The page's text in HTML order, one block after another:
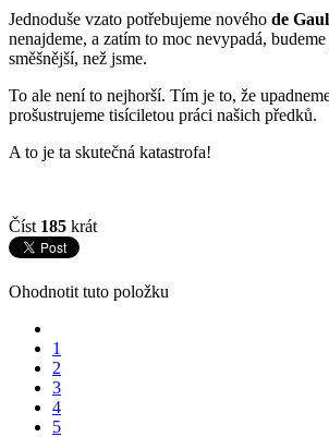
Jednoduše vzato potřebujeme nového de
nenajdeme, a zatím to moc nevypadá,
směšnější, než jsme.
To ale není to nejhorší. Tím je to, že
prošustrujeme tisíciletou práci našich předků.
A to je ta skutečná katastrofa!
Číst 185 krát
Ohodnotit tuto položku
1
2
3
4
5